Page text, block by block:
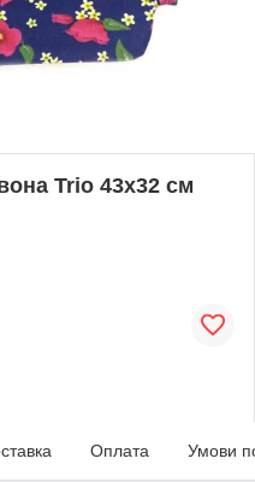
Trio 43х32 см
Оплата Умови